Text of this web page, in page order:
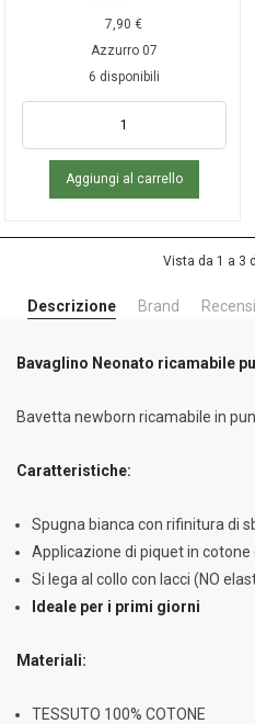
7,90€
Azzurro 07
6 disponibili
Aggiungi al carrello
Vista da 1 a 3
Descrizione Brand
Bavaglino Neonato ricamabile
Bavetta newborn ricamabile in
Caratteristiche:
Spugna bianca con rifinitura di
Applicazione di piquet in
Si lega al collo con lacci (NO
Ideale per i primi giorni
Materiali:
TESSUTO 100% COTONE